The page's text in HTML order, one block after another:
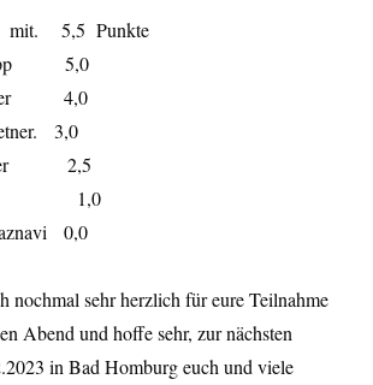
mit. 5,5 Punkte
5,0
4,0
3,0
2,5
1,0
0,0
nochmal sehr herzlich für eure Teilnahme
Abend und hoffe sehr, zur nächsten
in Bad Homburg euch und viele